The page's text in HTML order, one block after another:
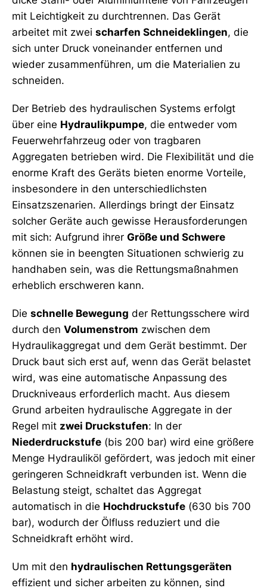
mit Leichtigkeit zu durchtrennen. Das Gerät
arbeitet mit zwei scharfen Schneideklingen, die
sich unter Druck voneinander entfernen und
wieder zusammenführen, um die Materialien zu
schneiden.
Der Betrieb des hydraulischen Systems erfolgt
über eine Hydraulikpumpe, die entweder vom
Feuerwehrfahrzeug oder von tragbaren
Aggregaten betrieben wird. Die Flexibilität und die
enorme Kraft des Geräts bieten enorme Vorteile,
insbesondere in den unterschiedlichsten
Einsatzszenarien. Allerdings bringt der Einsatz
solcher Geräte auch gewisse Herausforderungen
mit sich: Aufgrund ihrer Größe und Schwere
können sie in beengten Situationen schwierig zu
handhaben sein, was die Rettungsmaßnahmen
erheblich erschweren kann.
Die schnelle Bewegung der Rettungsschere wird
durch den Volumenstrom zwischen dem
Hydraulikaggregat und dem Gerät bestimmt. Der
Druck baut sich erst auf, wenn das Gerät belastet
wird, was eine automatische Anpassung des
Druckniveaus erforderlich macht. Aus diesem
Grund arbeiten hydraulische Aggregate in der
Regel mit zwei Druckstufen: In der
Niederdruckstufe (bis 200 bar) wird eine größere
Menge Hydrauliköl gefördert, was jedoch mit einer
geringeren Schneidkraft verbunden ist. Wenn die
Belastung steigt, schaltet das Aggregat
automatisch in die Hochdruckstufe (630 bis 700
bar), wodurch der Ölfluss reduziert und die
Schneidkraft erhöht wird.
Um mit den hydraulischen Rettungsgeräten
effizient und sicher arbeiten zu können, sind